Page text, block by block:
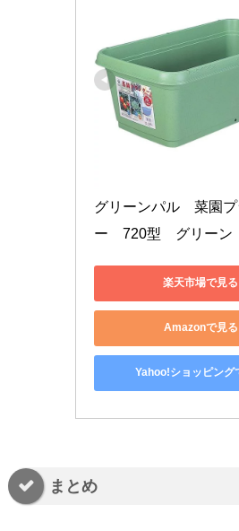
グリーンパル　菜園
ー　720型　グリーン
楽天市場で見る
Amazonで見る
Yahoo!ショッピング
まとめ